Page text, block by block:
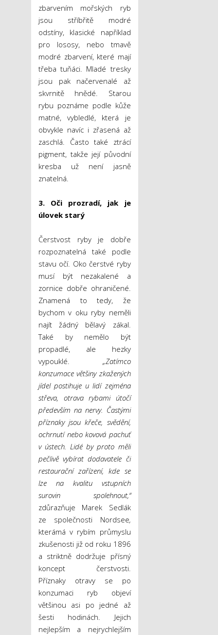
zbarvením mořských ryb
jsou stříbřitě modré
odstíny, klasické například
pro lososy, nebo tmavě
modré zbarvení, které mají
třeba tuňáci. Mladé tresky
jsou pak načervenalé až
skvrnitě hnědé. Starou
rybu poznáme podle kůže
matné, vybledlé, která je
obvykle navíc i zřasená až
zaschlá. Často také ztrácí
pigment, takže její původní
kresba už není jasně
znatelná.
3. Oči prozradí, jak je
úlovek starý
Čerstvost ryby je dobře
rozpoznatelná také podle
stavu očí. Oko čerstvé ryby
musí být nezakalené a
zornice dobře ohraničené.
Znamená to tedy, že
bychom v oku ryby neměli
najít žádný bělavý zákal.
Také by nemělo být
propadlé, ale hezky
vypouklé. „Zatímco
konzumace většiny zkažených
jídel postihuje u lidí zejména
střeva, otrava rybami útočí
především na nervy. Častými
příznaky jsou křeče, svědění,
ochrnutí nebo kovová pachuť
v ústech. Lidé by proto měli
pečlivě vybírat dodavatele či
restaurační zařízení, kde se
lze na kvalitu vstupních
surovin spolehnout,“
zdůrazňuje Marek Sedlák
ze společnosti Nordsee,
kterámá v rybím průmyslu
zkušenosti již od roku 1896
a striktně dodržuje přísný
koncept čerstvosti.
Příznaky otravy se po
konzumaci ryb objeví
většinou asi po jedné až
šesti hodinách. Jejich
nejlepším a nejrychlejším